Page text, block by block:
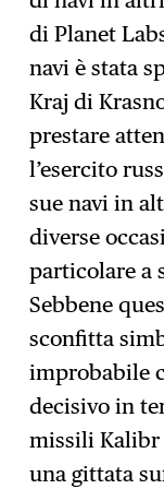
di Planet
navi è stata
Kraj di
prestare
l’esercito
sue navi in
diverse
particolare a
Sebbene
sconfitta
improbabile
decisivo in
missili Kalibr
una gittata